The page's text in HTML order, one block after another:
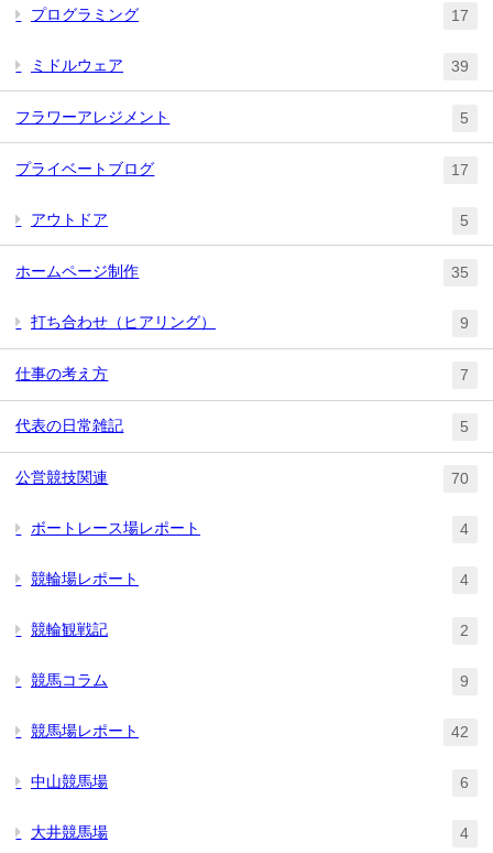
プログラミング 17
ミドルウェア 39
フラワーアレジメント 5
プライベートブログ 17
アウトドア 5
ホームページ制作 35
打ち合わせ（ヒアリング） 9
仕事の考え方 7
代表の日常雑記 5
公営競技関連 70
ボートレース場レポート 4
競輪場レポート 4
競輪観戦記 2
競馬コラム 9
競馬場レポート 42
中山競馬場 6
大井競馬場 4